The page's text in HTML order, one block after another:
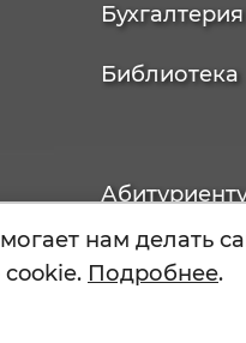
нам делать
Подробнее.
Бухгалтерия
Библиотека